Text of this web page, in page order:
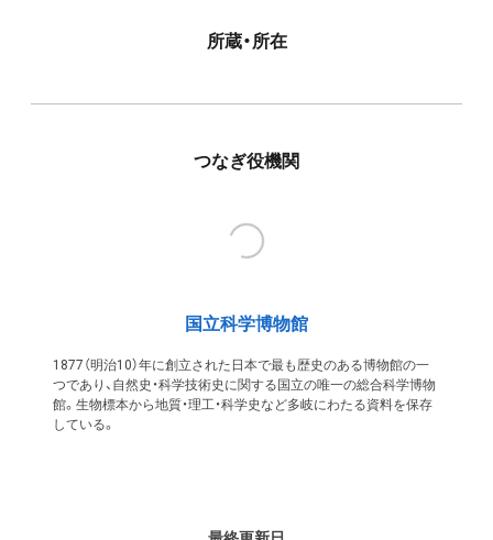
所蔵・所在
つなぎ役機関
国立科学博物館
1877（明治10）年に創立された日本で最も歴史のある博物館の一
つであり、自然史・科学技術史に関する国立の唯一の総合科学博物
館。生物標本から地質・理工・科学史など多岐にわたる資料を保存
している。